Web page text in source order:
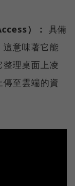
）：
具備
意味著它能
理桌面上凌
至雲端的資